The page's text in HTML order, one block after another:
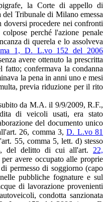
la Corte di appello di
Tribunale di Milano emessa
procedere nei confronti
perché l'azione penale
di querela e lo assolveva
1, D. L.vo 152 del 2006
avere ottenuto la prescritta
fatto; confermava la condanna
la pena in anni uno e mesi
previa riduzione per il rito
da M.A. il 9/9/2009, R.F.,
di veicoli usati, era stato
del documento unico
26, comma 3,D. L.vo 81
55, comma 5, lett. d) stesso
del delitto di cui all'art. 22,
per avere occupato alle proprie
permesso di soggiorno (capo
pubbliche fognature e sul
di lavorazione provenienti
condotta sanzionata